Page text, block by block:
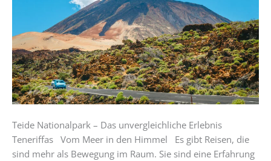
Teide Nationalpark – Das unvergleichliche Erlebnis
Teneriffas Vom Meer in den Himmel Es gibt Reisen, die
sind mehr als Bewegung im Raum. Sie sind eine Erfahrung
unvergleichliche
Teneriffas